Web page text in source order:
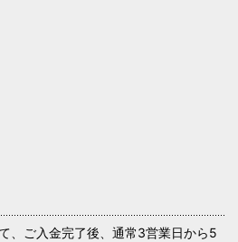
、ご入金完了後、通常3営業日から5